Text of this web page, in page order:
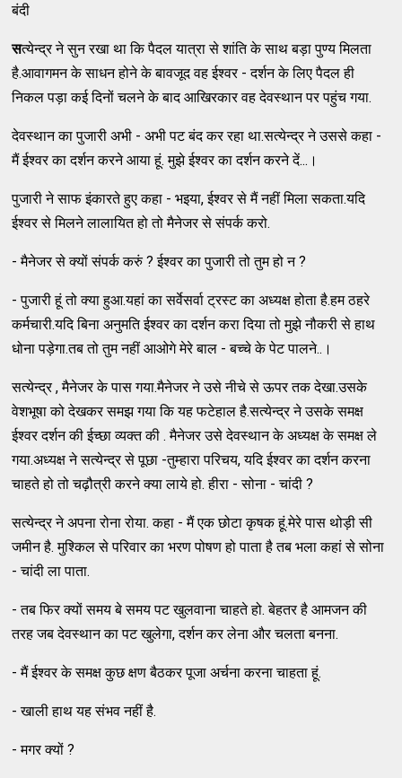
बंदी
सत्येन्द्र ने सुन रखा था कि पैदल यात्रा से शांति के साथ बड़ा पुण्य मिलता
है.आवागमन के साधन होने के बावजूद वह ईश्वर - दर्शन के लिए पैदल ही
निकल पड़ा कई दिनों चलने के बाद आखिरकार वह देवस्थान पर पहुंच गया.
देवस्थान का पुजारी अभी - अभी पट बंद कर रहा था.सत्येन्द्र ने उससे कहा -
मैं ईश्वर का दर्शन करने आया हूं. मुझे ईश्वर का दर्शन करने दें...।
पुजारी ने साफ इंकारते हुए कहा - भइया, ईश्वर से मैं नहीं मिला सकता.यदि
ईश्वर से मिलने लालायित हो तो मैनेजर से संपर्क करो.
- मैनेजर से क्यों संपर्क करुं ? ईश्वर का पुजारी तो तुम हो न ?
- पुजारी हूं तो क्या हुआ.यहां का सर्वेसर्वा ट्रस्ट का अध्यक्ष होता है.हम ठहरे
कर्मचारी.यदि बिना अनुमति ईश्वर का दर्शन करा दिया तो मुझे नौकरी से हाथ
धोना पड़ेगा.तब तो तुम नहीं आओगे मेरे बाल - बच्चे के पेट पालने..।
सत्येन्द्र , मैनेजर के पास गया.मैनेजर ने उसे नीचे से ऊपर तक देखा.उसके
वेशभूषा को देखकर समझ गया कि यह फटेहाल है.सत्येन्द्र ने उसके समक्ष
ईश्वर दर्शन की ईच्छा व्यक्त की . मैनेजर उसे देवस्थान के अध्यक्ष के समक्ष ले
गया.अध्यक्ष ने सत्येन्द्र से पूछा -तुम्हारा परिचय, यदि ईश्वर का दर्शन करना
चाहते हो तो चढ़ौत्री करने क्या लाये हो. हीरा - सोना - चांदी ?
सत्येन्द्र ने अपना रोना रोया. कहा - मैं एक छोटा कृषक हूं.मेरे पास थोड़ी सी
जमीन है. मुश्किल से परिवार का भरण पोषण हो पाता है तब भला कहां से सोना
- चांदी ला पाता.
- तब फिर क्यों समय बे समय पट खुलवाना चाहते हो. बेहतर है आमजन की
तरह जब देवस्थान का पट खुलेगा, दर्शन कर लेना और चलता बनना.
- मैं ईश्वर के समक्ष कुछ क्षण बैठकर पूजा अर्चना करना चाहता हूं.
- खाली हाथ यह संभव नहीं है.
- मगर क्यों ?